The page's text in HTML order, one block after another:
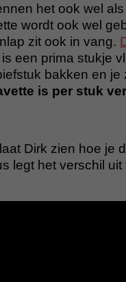
het ook wel
wordt ook wel
zit ook in vang.
een prima stukje
bakken en je
is per stuk
Dirk zien hoe je
legt het verschil